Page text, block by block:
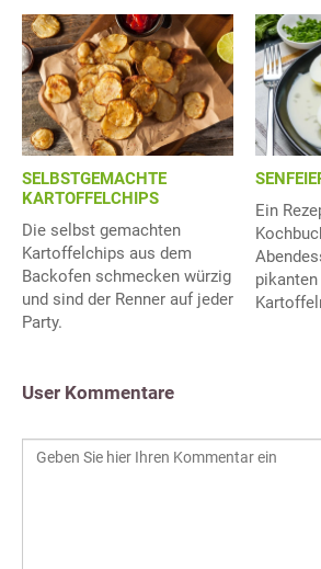
SELBSTGEMACHTE
KARTOFFELCHIPS
Die selbst gemachten
Kartoffelchips aus dem
Backofen schmecken würzig
und sind der Renner auf jeder
Party.
Ein
User Kommentare